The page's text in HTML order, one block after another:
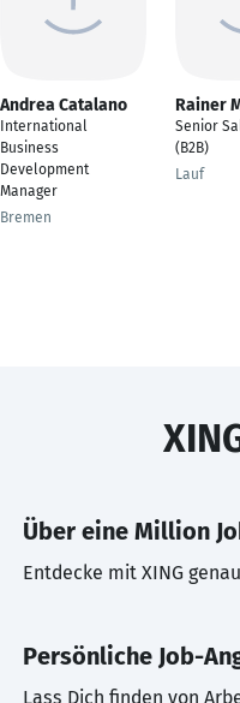
Andrea Catalano
International
Business
Development
Manager
Bremen
Rainer
Senior
(B2B)
Lauf
Über eine Million
Entdecke mit XING
Persönliche Job-
Lass Dich finden von